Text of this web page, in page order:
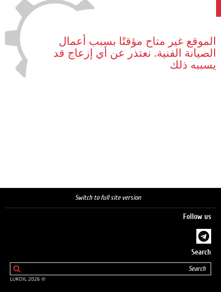
الموقع غير متاح مؤقتًا بسبب أعمال
الصيانة الفنية. نعتذر عن أي إزعاج قد
يسببه ذلك
Switch to full site version
Follow us
Search
© 2026 LUKOIL